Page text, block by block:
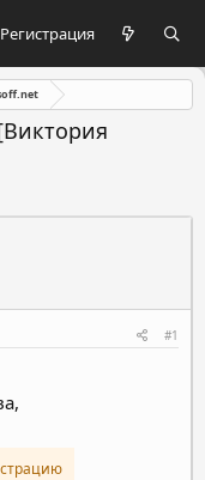
Регистрация
#1